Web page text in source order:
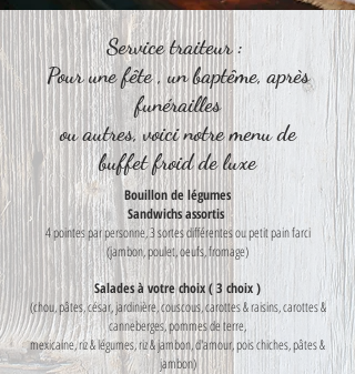
Service traiteur :
Pour une fête , un baptême, après
funérailles
ou autres, voici notre menu de
buffet froid de luxe
Bouillon de légumes
Sandwichs assortis
4 pointes par personne, 3 sortes différentes ou petit pain farci
(jambon, poulet, oeufs, fromage)
Salades à votre choix ( 3 choix )
(chou, pâtes, césar, jardinière, couscous, carottes & raisins, carottes &
canneberges, pommes de terre,
mexicaine, riz & légumes, riz & jambon, d'amour, pois chiches, pâtes &
jambon)